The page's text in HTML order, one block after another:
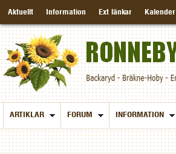
Aktuellt Information Ext länkar Kalender
ARTIKLAR FORUM INFORMATION